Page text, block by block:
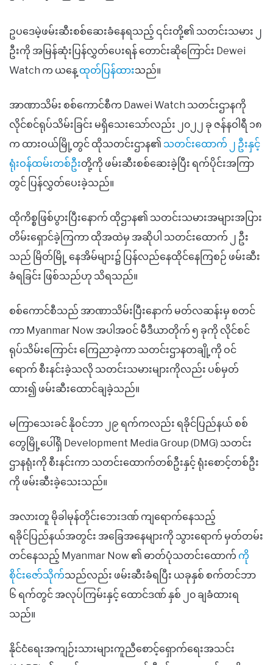
ဥပဒေမဲ့ဖမ်းဆီးစစ်ဆေးခံနေရသည့် ၎င်းတို့၏ သတင်းသမား ၂
ဦးကို အမြန်ဆုံးပြန်လွှတ်ပေးရန် တောင်းဆိုကြောင်း Dewei
Watch က ယနေ့ထုတ်ပြန်ထားသည်။
အာဏာသိမ်း စစ်ကောင်စီက Dawei Watch သတင်းဌာနကို
လိုင်စင်ရုပ်သိမ်းခြင်း မရှိသေးသော်လည်း ၂၀၂၂ ခု ဇန်နဝါရီ ၁၈
က ထားဝယ်မြို့တွင် ထိုသတင်းဌာန၏ သတင်းထောက် ၂ ဦးနှင့်
ရုံးဝန်ထမ်းတစ်ဦးတို့ကို ဖမ်းဆီးစစ်ဆေးခဲ့ပြီး ရက်ပိုင်းအကြာ
တွင် ပြန်လွှတ်ပေးခဲ့သည်။
ထိုကိစ္စဖြစ်ပွားပြီးနောက် ထိုဌာန၏ သတင်းသမားအများအပြား
တိမ်းရှောင်ခဲ့ကြကာ ထိုအထဲမှ အဆိုပါ သတင်းထောက် ၂ ဦး
သည် မြိတ်မြို့ နေအိမ်များ၌ ပြန်လည်နေထိုင်နေကြစဉ် ဖမ်းဆီး
ခံရခြင်း ဖြစ်သည်ဟု သိရသည်။
စစ်ကောင်စီသည် အာဏာသိမ်းပြီးနောက် မတ်လဆန်းမှ စတင်
ကာ Myanmar Now အပါအဝင် မီဒီယာတိုက် ၅ ခုကို လိုင်စင်
ရုပ်သိမ်းကြောင်း ကြေညာခဲ့ကာ သတင်းဌာနတချို့ကို ဝင်
ရောက် စီးနင်းခဲ့သလို သတင်းသမားများကိုလည်း ပစ်မှတ်
ထား၍ ဖမ်းဆီးထောင်ချခဲ့သည်။
မကြာသေးခင် နိုဝင်ဘာ ၂၉ ရက်ကလည်း ရခိုင်ပြည်နယ် စစ်
တွေမြို့ပေါ်ရှိ Development Media Group (DMG) သတင်း
ဌာနရုံးကို စီးနင်းကာ သတင်းထောက်တစ်ဦးနှင့် ရုံးစောင့်တစ်ဦး
ကို ဖမ်းဆီးခဲ့သေးသည်။
အလားတူ မိုခါမုန်တိုင်းဘေးဒဏ် ကျရောက်နေသည့်
ရခိုင်ပြည်နယ်အတွင်း အခြေအနေများကို သွားရောက် မှတ်တမ်း
တင်နေသည့် Myanmar Now ၏ ဓာတ်ပုံသတင်းထောက် ကို
စိုင်းဇော်သိုက်သည်လည်း ဖမ်းဆီးခံရပြီး ယခုနှစ် စက်တင်ဘာ
၆ ရက်တွင် အလုပ်ကြမ်းနှင့် ထောင်ဒဏ် နှစ် ၂၀ ချခံထားရ
သည်။
နိုင်ငံရေးအကျဉ်းသားများကူညီစောင့်ရှောက်ရေးအသင်း